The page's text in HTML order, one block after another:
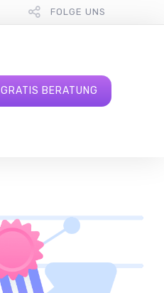
FOLGE UNS
GRATIS BERATUNG